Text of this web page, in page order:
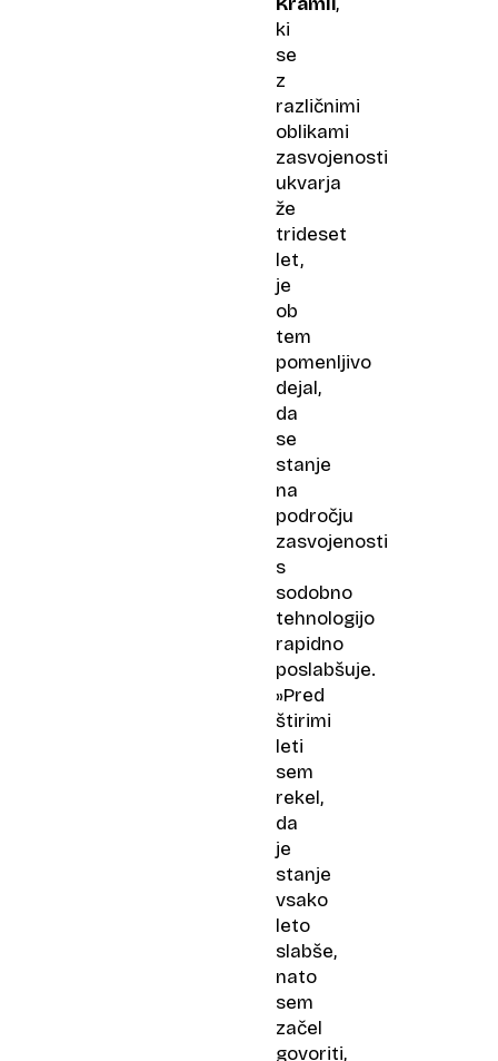
ki
se
z
različnimi
oblikami
zasvojenosti
ukvarja
že
trideset
let,
je
ob
tem
pomenljivo
dejal,
da
se
stanje
na
področju
zasvojenosti
s
sodobno
tehnologijo
rapidno
poslabšuje.
»Pred
štirimi
leti
sem
rekel,
da
je
stanje
vsako
leto
slabše,
nato
sem
začel
govoriti,